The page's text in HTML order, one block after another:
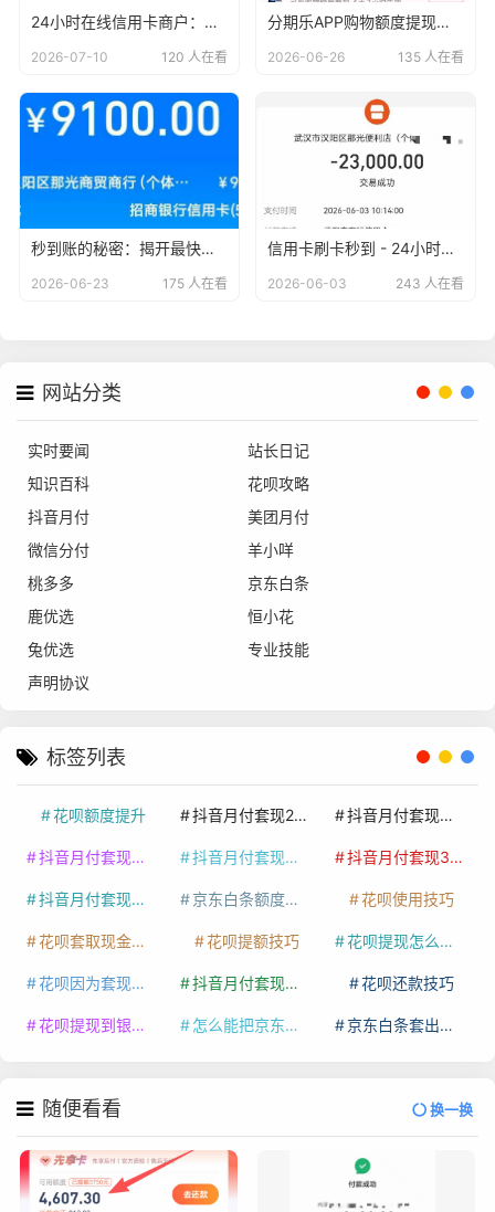
24小时在线信用卡商户：刷卡秒到账，轻松无忧
2026-07-10 120 人在看
分期乐APP购物额度提现教程：让你轻松变现！
2026-06-26 135 人在看
秒到账的秘密：揭开最快到账信用卡商户的神秘面纱
2026-06-23 175 人在看
信用卡刷卡秒到 - 24小时无忧服务，安全便捷的支付新体验
2026-06-03 243 人在看
网站分类
实时要闻
站长日记
知识百科
花呗攻略
抖音月付
美团月付
微信分付
羊小咩
桃多多
京东白条
鹿优选
恒小花
兔优选
专业技能
声明协议
标签列表
花呗额度提升 抖音月付套现24小时接单 抖音月付套现怎么套
抖音月付套现多少手续费 抖音月付套现商家有哪些 抖音月付套现30秒技巧
抖音月付套现最新方法 京东白条额度提升 花呗使用技巧
花呗套取现金最佳方法 花呗提额技巧 花呗提现怎么操作
花呗因为套现被限额了这种情况要多久才会好 抖音月付套现秒回100起 花呗还款技巧
花呗提现到银行卡 怎么能把京东白条额度钱套出来 京东白条套出来手续费多少
随便看看 换一换